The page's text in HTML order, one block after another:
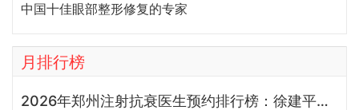
中国十佳眼部整形修复的专家
月排行榜
2026年郑州注射抗衰医生预约排行榜：徐建平、张歌、赵永华、张婉霞、王妍芝、唐喜、李娟、朱怡梦哪个好？